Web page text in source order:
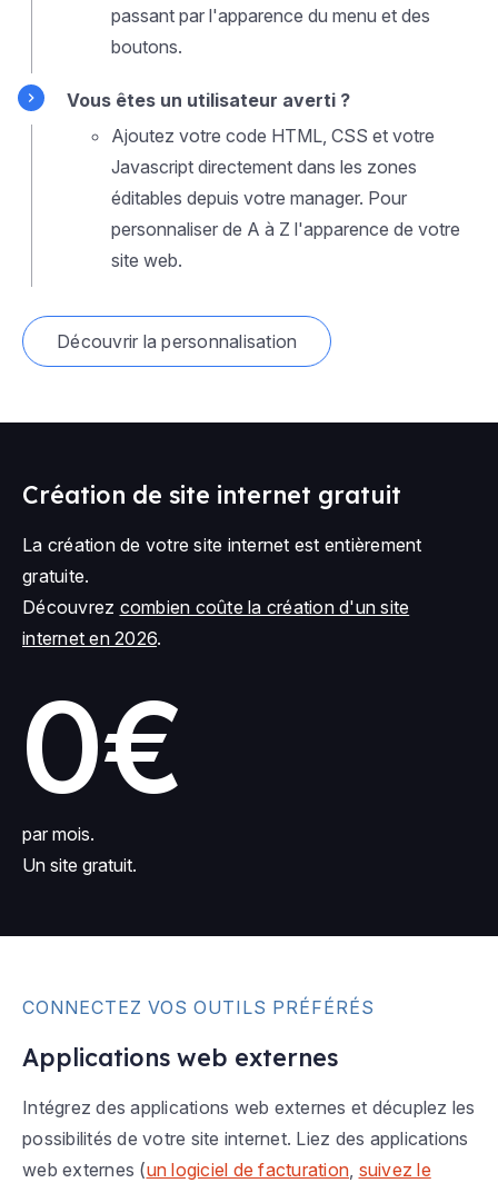
passant par l'apparence du menu et des
boutons.
Vous êtes un utilisateur averti ?
Ajoutez votre code HTML, CSS et votre
Javascript directement dans les zones
éditables depuis votre manager. Pour
personnaliser de A à Z l'apparence de votre
site web.
Découvrir la personnalisation
Création de site internet gratuit
La création de votre site internet est entièrement
gratuite.
Découvrez combien coûte la création d'un site
internet en 2026.
0€
par mois.
Un site gratuit.
CONNECTEZ VOS OUTILS PRÉFÉRÉS
Applications web externes
Intégrez des applications web externes et décuplez les
possibilités de votre site internet. Liez des applications
web externes (un logiciel de facturation, suivez le